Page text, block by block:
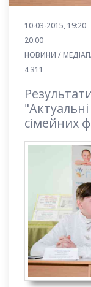
10-03-2015, 19:20
20:00
НОВИНИ /
4 311
сімейних